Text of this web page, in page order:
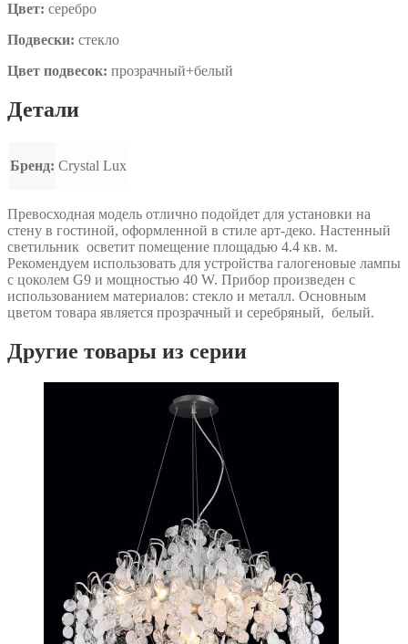
Цвет: серебро
Подвески: стекло
Цвет подвесок: прозрачный+белый
Детали
Бренд: Crystal Lux
Превосходная модель отлично подойдет для установки на
стену в гостиной, оформленной в стиле арт-деко. Настенный
светильник осветит помещение площадью 4.4 кв. м.
Рекомендуем использовать для устройства галогеновые лампы
с цоколем G9 и мощностью 40 W. Прибор произведен с
использованием материалов: стекло и металл. Основным
цветом товара является прозрачный и серебряный, белый.
Другие товары из серии